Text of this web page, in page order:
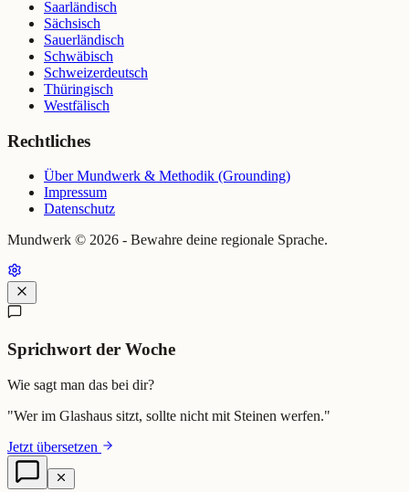
Saarländisch
Sächsisch
Sauerländisch
Schwäbisch
Schweizerdeutsch
Thüringisch
Westfälisch
Rechtliches
Über Mundwerk & Methodik (Grounding)
Impressum
Datenschutz
Mundwerk © 2026 - Bewahre deine regionale Sprache.
Sprichwort der Woche
Wie sagt man das bei dir?
"Wer im Glashaus sitzt, sollte nicht mit Steinen werfen."
Jetzt übersetzen